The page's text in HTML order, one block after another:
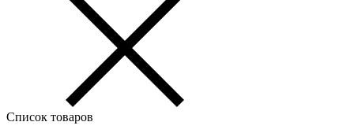
Список товаров